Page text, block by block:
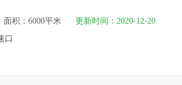
面积：6000平米
更新时间：2020-12-20
口